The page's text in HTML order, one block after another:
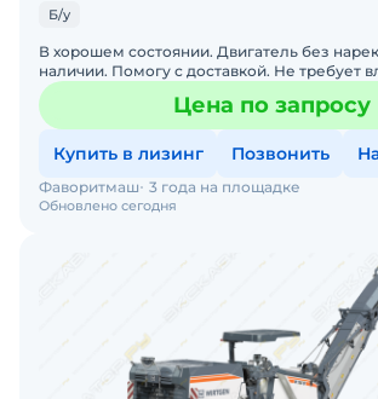
Б/у
В хорошем состоянии. Двигатель без
наличии. Помогу с доставкой. Не требует
к эксплуатации. Обслуживалась у оф.
Цена по запросу
Купить в лизинг Позвонить
Обновлено сегодня
Фаворитмаш 3 года на площадке